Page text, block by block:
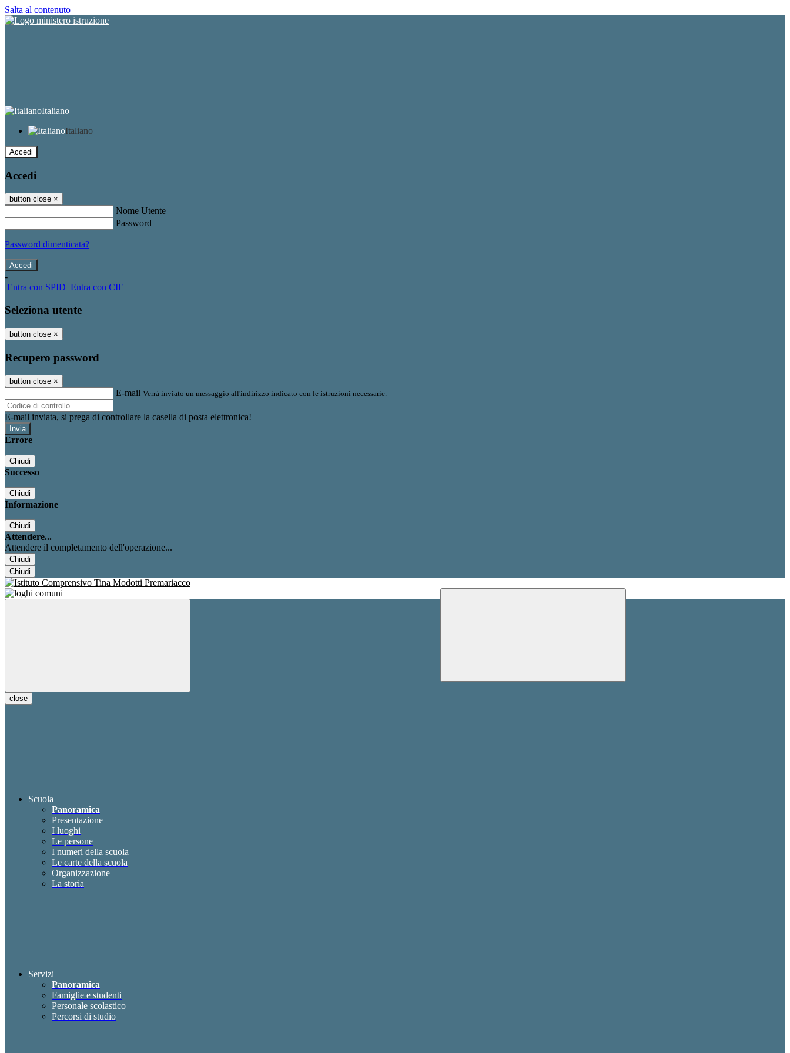
Salta al contenuto
Italiano
Italiano
Accedi
Accedi
button close ×
Nome Utente
Password
Password dimenticata?
-
Entra con SPID Entra con CIE
Seleziona utente
button close ×
Recupero password
button close ×
E-mail Verrà inviato un messaggio all'indirizzo indicato con le istruzioni necessarie.
E-mail inviata, si prega di controllare la casella di posta elettronica!
Errore
Chiudi
Successo
Chiudi
Informazione
Chiudi
Attendere...
Attendere il completamento dell'operazione...
Chiudi
Chiudi
close
Scuola
Panoramica
Presentazione
I luoghi
Le persone
I numeri della scuola
Le carte della scuola
Organizzazione
La storia
Servizi
Panoramica
Famiglie e studenti
Personale scolastico
Percorsi di studio